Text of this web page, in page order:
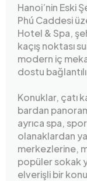
Hanoi’nin Eski
Phú Caddesi
Hotel & Spa,
kaçış noktası
modern iç
dostu
Konuklar, çatı
bardan
ayrıca spa,
olanaklardan
merkezlerine,
popüler sokak
elverişli bir